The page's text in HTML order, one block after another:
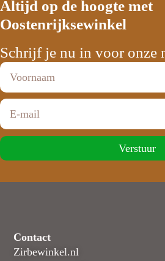
Altijd op de hoogte met
Oostenrijksewinkel
Schrijf je nu in voor onze
Verstuur
Contact
Zirbewinkel.nl